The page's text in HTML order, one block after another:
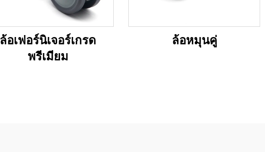
ล้อเฟอร์นิเจอร์เกรด
พรีเมียม
ล้อหมุนคู่